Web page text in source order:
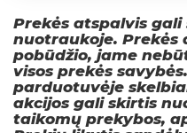
Prekės atspalvis
nuotraukoje. Prekės
pobūdžio, jame
visos prekės
parduotuvėje
akcijos gali skirtis
taikomų prekybos,